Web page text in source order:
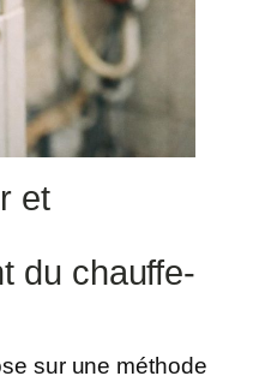
et
du chauffe-
sur une méthode